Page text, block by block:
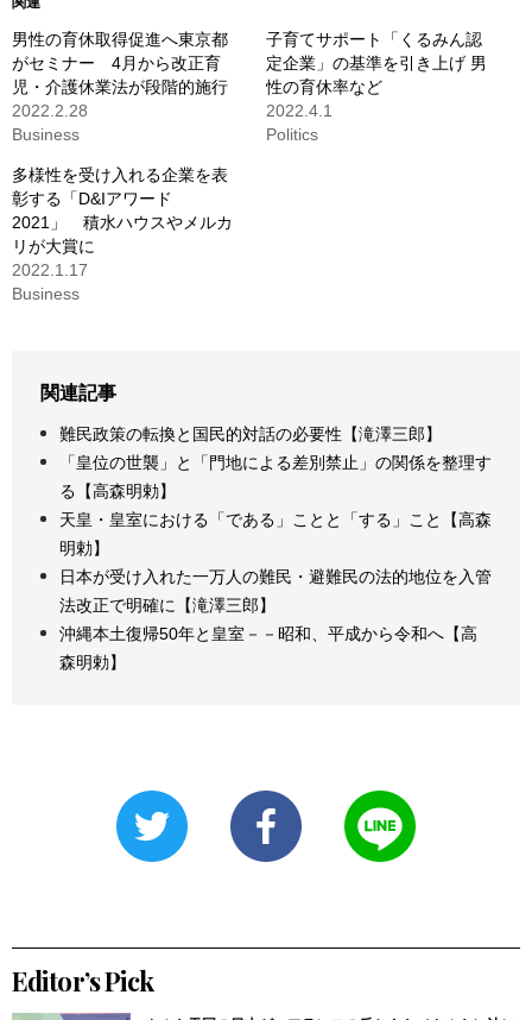
男性の育休取得促進へ東京都
がセミナー 4月から改正育
児・介護休業法が段階的施行
2022.2.28
Business
子育てサポート「くるみん認
定企業」の基準を引き上げ 男
性の育休率など
2022.4.1
Politics
多様性を受け入れる企業を表
彰する「D&Iアワード
2021」 積水ハウスやメルカ
リが大賞に
2022.1.17
Business
関連記事
難民政策の転換と国民的対話の必要性【滝澤三郎】
「皇位の世襲」と「門地による差別禁止」の関係を整理す
る【高森明勅】
天皇・皇室における「である」ことと「する」こと【高森
明勅】
日本が受け入れた一万人の難民・避難民の法的地位を入管
法改正で明確に【滝澤三郎】
沖縄本土復帰50年と皇室－－昭和、平成から令和へ【高
森明勅】
Editor’s Pick